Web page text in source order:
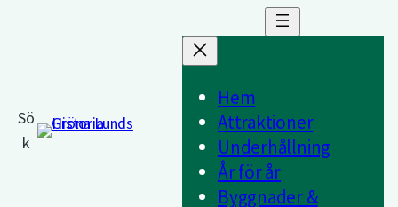
Sö
k
Hem
Attraktioner
Underhållning
År för år
Byggnader &